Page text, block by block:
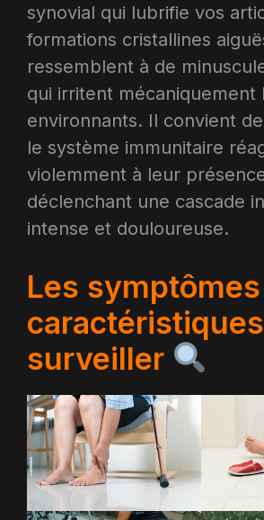
synovial qui lubrifie vos
formations cristallines
ressemblent à de
qui irritent mécaniquement
environnants. Il convient
le système immunitaire
violemment à leur
déclenchant une cascade
intense et douloureuse.​
Les symptômes
surveiller